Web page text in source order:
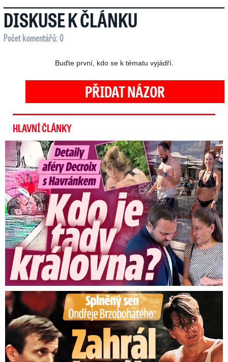
DISKUSE K ČLÁNKU
Počet komentářů: 0
Buďte první, kdo se k tématu vyjádří.
PŘIDAT NÁZOR
HLAVNÍ ČLÁNKY
Detaily aféry Decroix s Havránkem: Kdo je tady královna?
Splněný sen Ondřeje Brzobohatého: Zahrál si svého tátu